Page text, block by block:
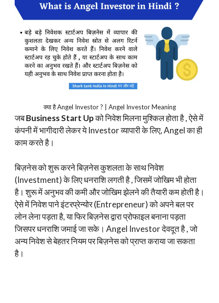
क्या है Angel Investor ? | Angel Investor Meaning
जबBusiness Start Upको निवेश मिलना मुश्किल होता है , ऐसे में
कंपनी में भागीदारी लेकर ये Investor व्यापारी के लिए, Angel का ही
काम करते है।
बिज़नेस को शुरू करने बिज़नेस कुशलता के साथ निवेश
(Investment) के लिए धनराशि लगती है , जिसमें जोखिम भी होता
है। शुरू में अनुभव की कमी और जोखिम झेलने की तैयारी कम होती है।
ऐसे में निवेश पाने इंटरप्रेन्योर (Entrepreneur) को अपने बल पर
लोन लेना पड़ता है, या फिर बिज़नेस द्वारा प्रोफाइल बनाना पड़ता
जिसपर धनराशि जमाई जा सके। Angel Investor देवदूत है , जो
अन्य निवेश से बेहतर नियम पर बिज़नेस को प्राप्त कराया जा सकता
है।